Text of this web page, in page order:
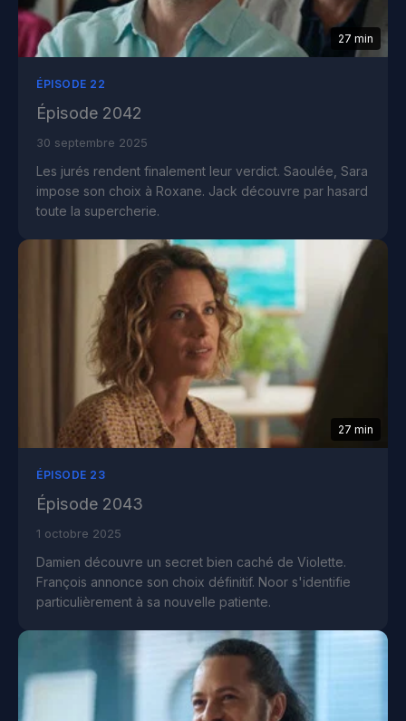
27 min
ÉPISODE 22
Épisode 2042
30 septembre 2025
Les jurés rendent finalement leur verdict. Saoulée, Sara
impose son choix à Roxane. Jack découvre par hasard
toute la supercherie.
27 min
ÉPISODE 23
Épisode 2043
1 octobre 2025
Damien découvre un secret bien caché de Violette.
François annonce son choix définitif. Noor s'identifie
particulièrement à sa nouvelle patiente.